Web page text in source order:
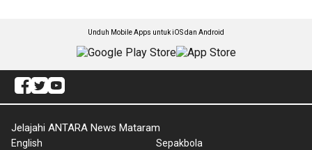
Unduh Mobile Apps untuk iOS dan Android
Jelajahi ANTARA News Mataram
English
Sepakbola